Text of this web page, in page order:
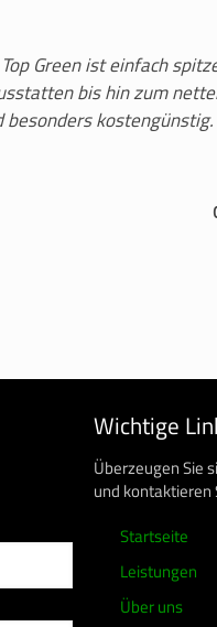
Green ist einfach
bis hin zum
besonders
Wichtige
Überzeugen Sie
und kontaktieren
Startseite
Leistungen
Über uns